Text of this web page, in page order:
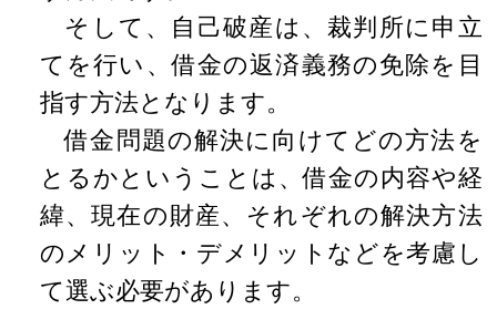
そして、自己破産は、裁判所に申立
てを行い、借金の返済義務の免除を目
指す方法となります。
借金問題の解決に向けてどの方法を
とるかということは、借金の内容や経
緯、現在の財産、それぞれの解決方法
のメリット・デメリットなどを考慮し
て選ぶ必要があります。